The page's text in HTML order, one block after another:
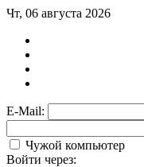
Чт, 06 августа 2026
E-Mail:
Чужой компьютер
Войти через: